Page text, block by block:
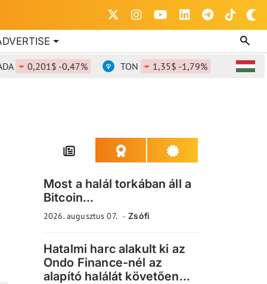
0,201$ -0,47% TON 1,35$ -1,79% DOT
Most a halál torkában áll a
Bitcoin...
2026. augusztus 07. Zsófi
Hatalmi harc alakult ki az
Ondo Finance-nél az
alapító halálát követően...